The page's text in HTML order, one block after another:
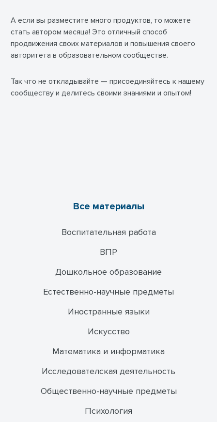
А если вы разместите много продуктов, то можете
стать автором месяца! Это отличный способ
продвижения своих материалов и повышения своего
авторитета в образовательном сообществе.
Так что не откладывайте — присоединяйтесь к нашему
сообществу и делитесь своими знаниями и опытом!
Все материалы
Воспитательная работа
ВПР
Дошкольное образование
Естественно-научные предметы
Иностранные языки
Искусство
Математика и информатика
Исследователская деятельность
Общественно-научные предметы
Психология